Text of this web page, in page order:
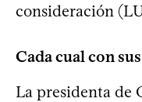
consideración
Cada cual con
La presidenta de